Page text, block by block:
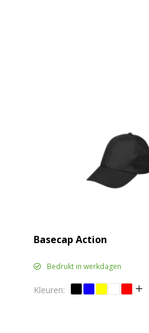
Basecap Action
Bedrukt in werkdagen